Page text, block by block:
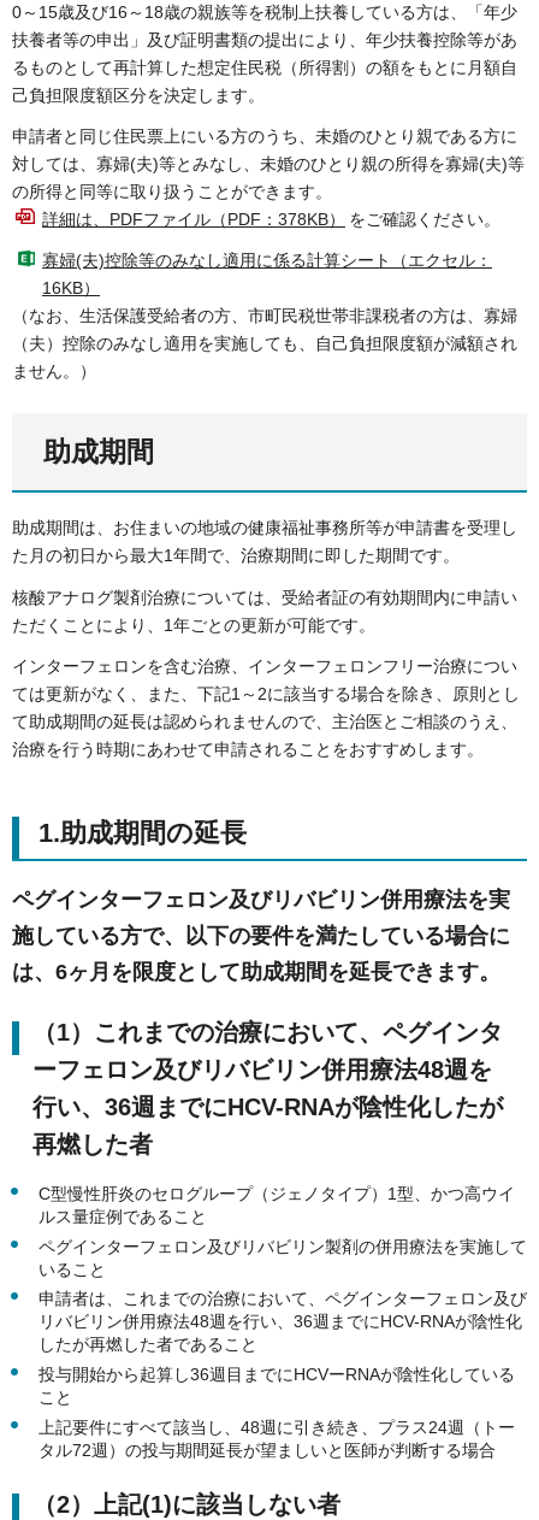
0～15歳及び16～18歳の親族等を税制上扶養している方は、「年少
扶養者等の申出」及び証明書類の提出により、年少扶養控除等があ
るものとして再計算した想定住民税（所得割）の額をもとに月額自
己負担限度額区分を決定します。
申請者と同じ住民票上にいる方のうち、未婚のひとり親である方に
対しては、寡婦(夫)等とみなし、未婚のひとり親の所得を寡婦(夫)等
の所得と同等に取り扱うことができます。
詳細は、PDFファイル（PDF：378KB）
をご確認ください。
寡婦(夫)控除等のみなし適用に係る計算シート（エクセル：
16KB）
（なお、生活保護受給者の方、市町民税世帯非課税者の方は、寡婦
（夫）控除のみなし適用を実施しても、自己負担限度額が減額され
ません。）
助成期間
助成期間は、お住まいの地域の健康福祉事務所等が申請書を受理し
た月の初日から最大1年間で、治療期間に即した期間です。
核酸アナログ製剤治療については、受給者証の有効期間内に申請い
ただくことにより、1年ごとの更新が可能です。
インターフェロンを含む治療、インターフェロンフリー治療につい
ては更新がなく、また、下記1～2に該当する場合を除き、原則とし
て助成期間の延長は認められませんので、主治医とご相談のうえ、
治療を行う時期にあわせて申請されることをおすすめします。
1.助成期間の延長
ペグインターフェロン及びリバビリン併用療法を実
施している方で、以下の要件を満たしている場合に
は、6ヶ月を限度として助成期間を延長できます。
（1）これまでの治療において、ペグインタ
ーフェロン及びリバビリン併用療法48週を
行い、36週までにHCV-RNAが陰性化したが
再燃した者
C型慢性肝炎のセログループ（ジェノタイプ）1型、かつ高ウイ
ルス量症例であること
ペグインターフェロン及びリバビリン製剤の併用療法を実施して
いること
申請者は、これまでの治療において、ペグインターフェロン及び
リバビリン併用療法48週を行い、36週までにHCV-RNAが陰性化
したが再燃した者であること
投与開始から起算し36週目までにHCVーRNAが陰性化している
こと
上記要件にすべて該当し、48週に引き続き、プラス24週（トー
タル72週）の投与期間延長が望ましいと医師が判断する場合
（2）上記(1)に該当しない者